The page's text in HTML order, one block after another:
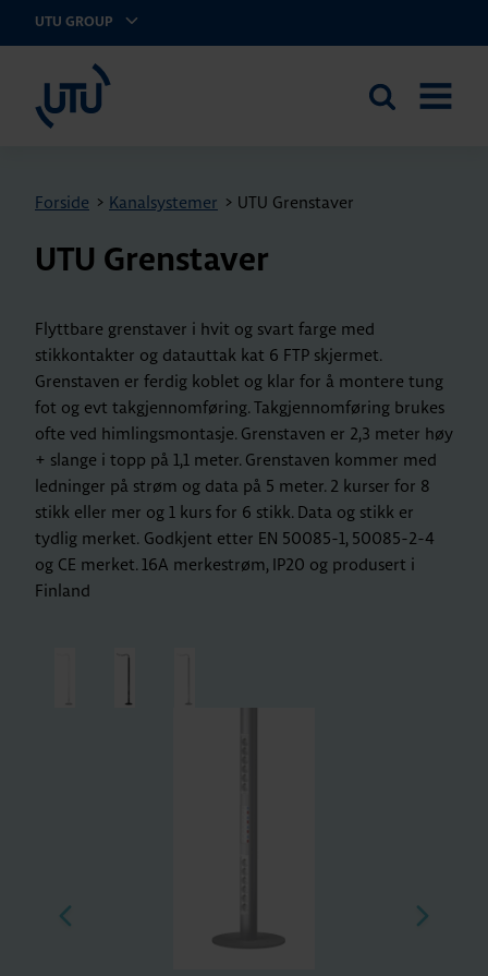
UTU GROUP
Search
Forside > Kanalsystemer > UTU Grenstaver
UTU Grenstaver
Flyttbare grenstaver i hvit og svart farge med
stikkontakter og datauttak kat 6 FTP skjermet.
Grenstaven er ferdig koblet og klar for å montere tung
fot og evt takgjennomføring. Takgjennomføring brukes
ofte ved himlingsmontasje. Grenstaven er 2,3 meter høy
+ slange i topp på 1,1 meter. Grenstaven kommer med
ledninger på strøm og data på 5 meter. 2 kurser for 8
stikk eller mer og 1 kurs for 6 stikk. Data og stikk er
tydlig merket. Godkjent etter EN 50085-1, 50085-2-4
og CE merket. 16A merkestrøm, IP20 og produsert i
Finland